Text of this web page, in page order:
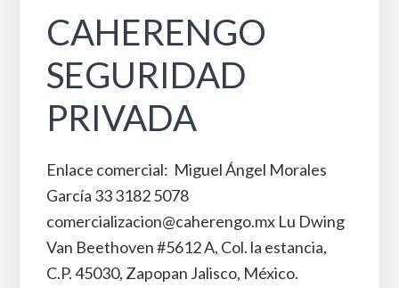
CAHERENGO
SEGURIDAD
PRIVADA
Enlace comercial: Miguel Ángel Morales
García 33 3182 5078
comercializacion@caherengo.mx Lu Dwing
Van Beethoven #5612 A, Col. la estancia,
C.P. 45030, Zapopan Jalisco, México.